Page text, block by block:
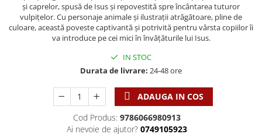
Viata crestina
Rugaciune
Eseuri
Cresterea copiilor
Pix plastic
Jocuri
Limba Română
Tablouri
Sibiu
Alte suveniruri
Suport pahar
și caprelor, spusă de Isus și repovestită spre încântarea tuturor
vulpiţelor. Cu personaje animale și ilustrații atrăgătoare, pline de
culoare, această poveste captivantă și potrivită pentru vârsta copiilor îi
va introduce pe cei mici în învățăturile lui Isus.
IN STOC
Durata de livrare: 24-48 ore
ADAUGA IN COS
Cod Produs: 9786066980913
Ai nevoie de ajutor? 0749105923